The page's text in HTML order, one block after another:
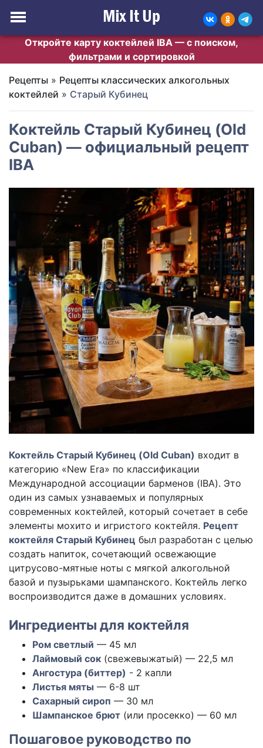
Откройте карту коктейлей IBA — с поиском,
фильтрами и сортировкой
Рецепты » Рецепты классических алкогольных
коктейлей » Старый Кубинец
Коктейль Старый Кубинец (Old
Cuban) — официальный рецепт
IBA
Коктейль Старый Кубинец (Old Cuban) входит в
категорию «New Era» по классификации
Международной ассоциации барменов (IBA). Это
один из самых узнаваемых и популярных
современных коктейлей, который сочетает в себе
элементы мохито и игристого коктейля. Рецепт
коктейля Старый Кубинец был разработан с целью
создать напиток, сочетающий освежающие
цитрусово-мятные ноты с мягкой алкогольной
базой и пузырьками шампанского. Коктейль легко
воспроизводится даже в домашних условиях.
Ингредиенты для коктейля
Ром светлый — 45 мл
Лаймовый сок (свежевыжатый) — 22,5 мл
Ангостура (биттер) - 2 капли
Листья мяты — 6-8 шт
Сахарный сироп — 30 мл
Шампанское брют (или просекко) — 60 мл
Пошаговое руководство по